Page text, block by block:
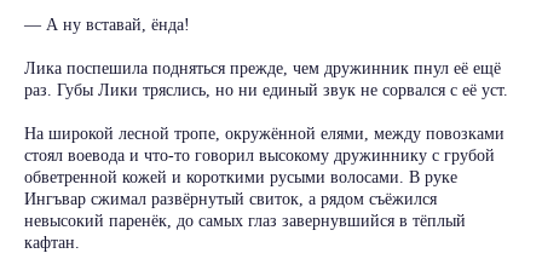
— А ну вставай, ёнда!
Лика поспешила подняться прежде, чем дружинник пнул её ещё
раз. Губы Лики тряслись, но ни единый звук не сорвался с её уст.
На широкой лесной тропе, окружённой елями, между повозками
стоял воевода и что-то говорил высокому дружиннику с грубой
обветренной кожей и короткими русыми волосами. В руке
Ингъвар сжимал развёрнутый свиток, а рядом съёжился
невысокий паренёк, до самых глаз завернувшийся в тёплый
кафтан.